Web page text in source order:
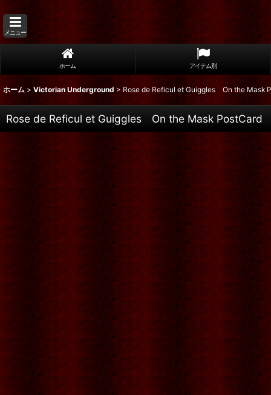
メニュー
ホーム アイテム別
ホーム > Victorian Underground > Rose de Reficul et Guiggles On the Mask
Rose de Reficul et Guiggles On the Mask PostCard